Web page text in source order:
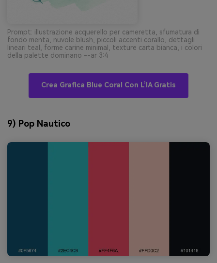
Prompt: illustrazione acquerello per cameretta, sfumatura di
fondo menta, nuvole blush, piccoli accenti corallo, dettagli
lineari teal, forme carine minimal, texture carta bianca, i colori
della palette dominano --ar 3:4
Crea Grafica Blue Coral Con L’IA Gratis
9) Pop Nautico